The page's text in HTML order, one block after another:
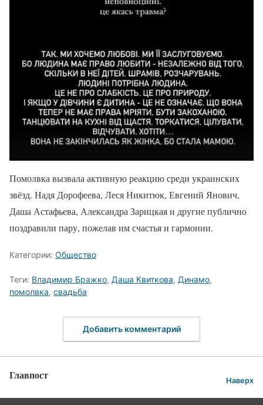
Помолвка вызвала активную реакцию среди украинских
звёзд. Надя Дорофеева, Леся Никитюк, Евгений Янович,
Даша Астафьева, Александра Зарицкая и другие публично
поздравили пару, пожелав им счастья и гармонии.
Категории: Общество
Теги: Владимир Бражко, Даша Квиткова, Динамо,
помолвка, свадьба
Добавить комментарий
Главпост Наверх